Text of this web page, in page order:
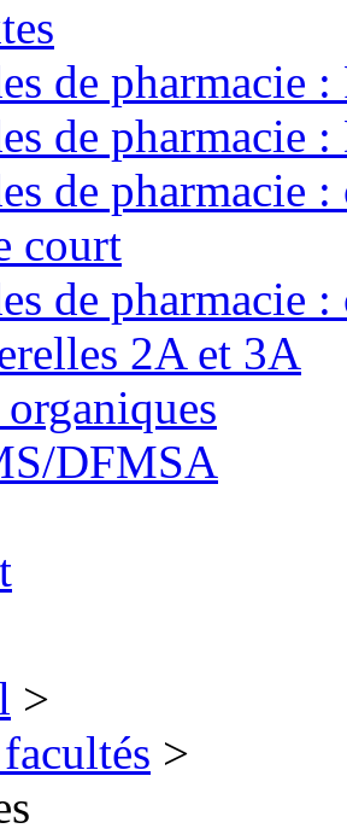
de pharmacie :
de pharmacie
de pharmacie
court
de pharmacie
2A et 3A
DFMSA
>
>